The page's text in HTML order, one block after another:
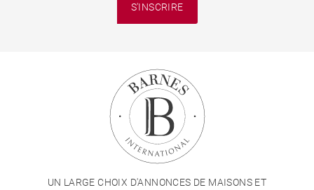
S'INSCRIRE
UN LARGE CHOIX D'ANNONCES DE MAISONS ET